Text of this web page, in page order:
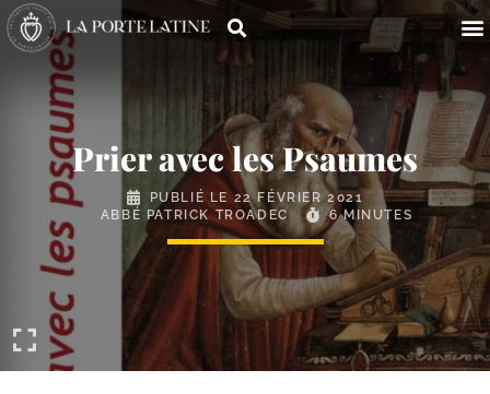
Prier avec les Psaumes
PUBLIÉ LE22 FÉVRIER 2021
ABBÉ PATRICK TROADEC
6 MINUTES